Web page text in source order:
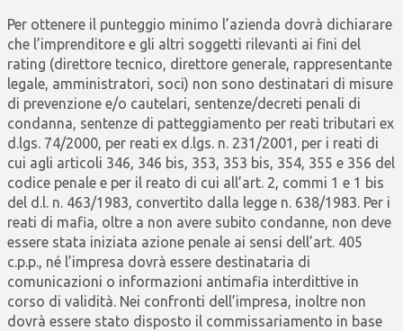
Per ottenere il punteggio minimo l’azienda dovrà dichiarare
che l’imprenditore e gli altri soggetti rilevanti ai fini del
rating (direttore tecnico, direttore generale, rappresentante
legale, amministratori, soci) non sono destinatari di misure
di prevenzione e/o cautelari, sentenze/decreti penali di
condanna, sentenze di patteggiamento per reati tributari ex
d.lgs. 74/2000, per reati ex d.lgs. n. 231/2001, per i reati di
cui agli articoli 346, 346 bis, 353, 353 bis, 354, 355 e 356 del
codice penale e per il reato di cui all’art. 2, commi 1 e 1 bis
del d.l. n. 463/1983, convertito dalla legge n. 638/1983. Per i
reati di mafia, oltre a non avere subito condanne, non deve
essere stata iniziata azione penale ai sensi dell’art. 405
c.p.p., né l’impresa dovrà essere destinataria di
comunicazioni o informazioni antimafia interdittive in
corso di validità. Nei confronti dell’impresa, inoltre non
dovrà essere stato disposto il commissariamento in base